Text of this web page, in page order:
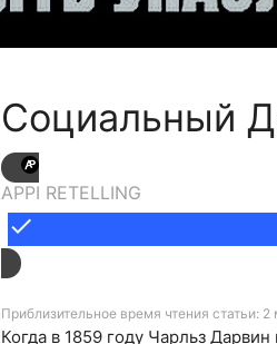
Социальный
APPI RETELLING
done
Приблизительное время чтения статьи: 2
Когда в 1859 году Чарльз